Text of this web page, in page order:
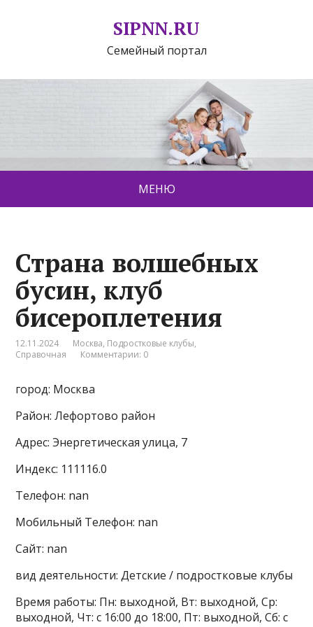
SIPNN.RU
Семейный портал
МЕНЮ
Страна волшебных
бусин, клуб
бисероплетения
12.11.2024 Москва, Подростковые клубы,
Справочная
Комментарии: 0
город: Москва
Район: Лефортово район
Адрес: Энергетическая улица, 7
Индекс: 111116.0
Телефон: nan
Мобильный Телефон: nan
Сайт: nan
вид деятельности: Детские / подростковые клубы
Время работы: Пн: выходной, Вт: выходной, Ср:
выходной, Чт: с 16:00 до 18:00, Пт: выходной, Сб: с